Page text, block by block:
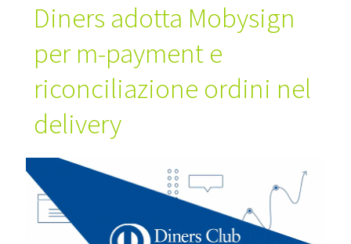
Diners adotta Mobysign
per m-payment e
riconciliazione ordini nel
delivery